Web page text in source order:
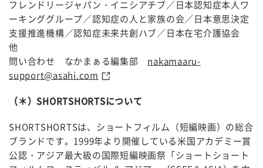
フレンドリージャパン・イニシアチブ／日本認知症本人ワ
ーキンググループ／認知症の人と家族の会／日本意思決定
支援推進機構／認知症未来共創ハブ／日本在宅介護協会
他
問い合わせ なかまぁる編集部 nakamaaru-
support@asahi.com
（＊）SHORTSHORTSについて
SHORTSHORTSは、ショートフィルム（短編映画）の総合
ブランドです。1999年より開催している米国アカデミー賞
公認・アジア最大級の国際短編映画祭「ショートショート